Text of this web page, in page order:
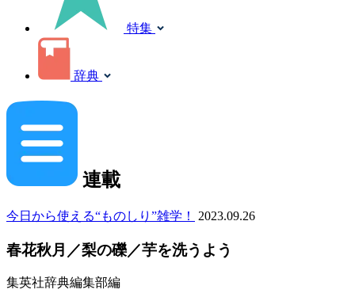
特集
辞典
連載
今日から使える“ものしり”雑学！ 2023.09.26
春花秋月／梨の礫／芋を洗うよう
集英社辞典編集部編